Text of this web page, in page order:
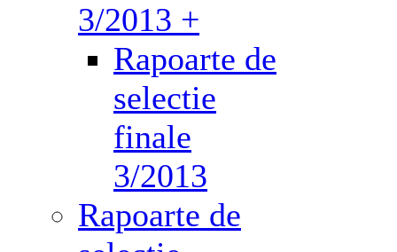
3/2013 +
Rapoarte de
selectie
finale
3/2013
Rapoarte de